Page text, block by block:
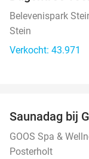
Belevenispark
Stein
Verkocht: 43.971
Saunadag bij
GOOS Spa &
Posterholt